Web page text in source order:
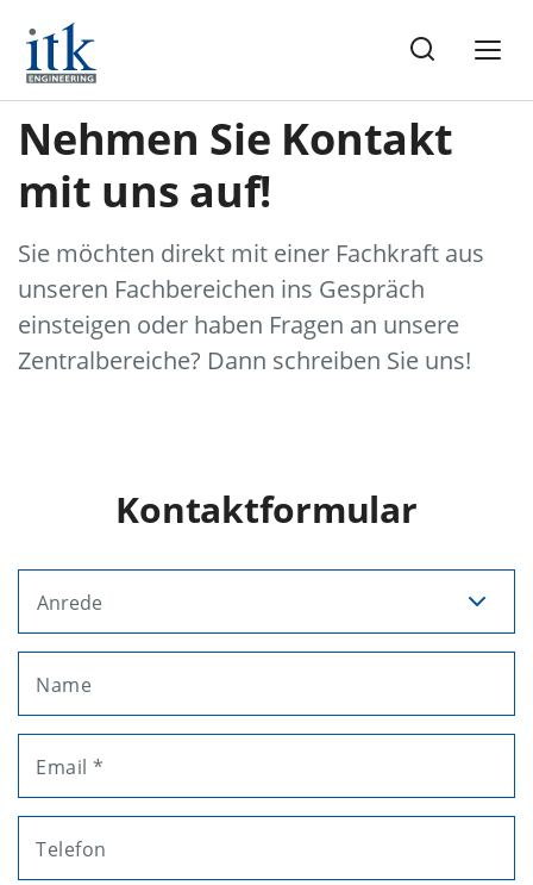
Nehmen Sie Kontakt
mit uns auf!
Sie möchten direkt mit einer Fachkraft aus
unseren Fachbereichen ins Gespräch
einsteigen oder haben Fragen an unsere
Zentralbereiche? Dann schreiben Sie uns!
Kontaktformular
Anrede
Name
Email *
Telefon